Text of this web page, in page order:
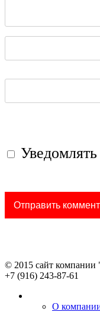
© 2015 сайт компании
+7 (916) 243-87-61
О